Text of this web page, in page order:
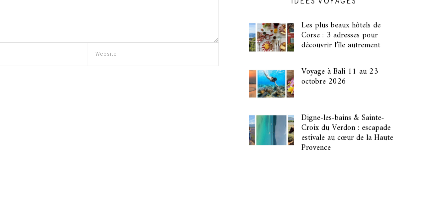
Les plus beaux hôtels de
Corse : 3 adresses pour
découvrir l’île autrement
Voyage à Bali 11 au 23
octobre 2026
Digne-les-bains & Sainte-
Croix du Verdon : escapade
estivale au cœur de la Haute
Provence